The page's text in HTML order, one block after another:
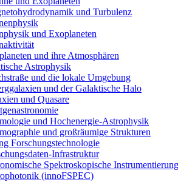
und Turbulenz
und Exoplaneten
und ihre Atmosphären
Astrophysik
und die lokale Umgebung
und der Galaktische Halo
und Quasare
und Hochenergie-Astrophysik
und großräumige Strukturen
Forschungstechnologie
Infrastruktur
Spektroskopische Instrumentierung
(innoFSPEC)